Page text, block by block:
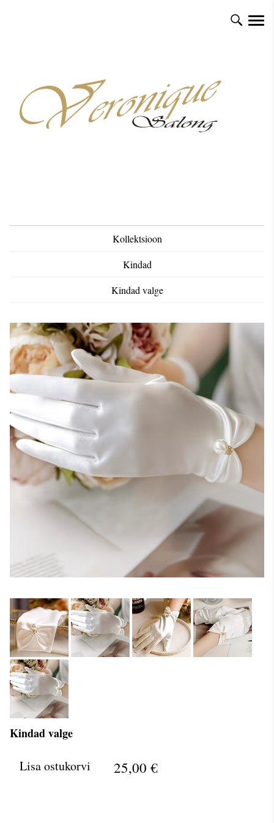
Kollektsioon
Kindad
Kindad valge
Kindad valge
Lisa ostukorvi 25,00 €